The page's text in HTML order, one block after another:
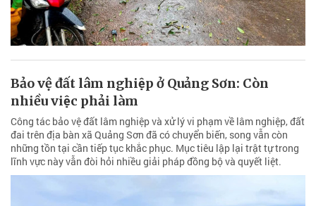
Bảo vệ đất lâm nghiệp ở Quảng Sơn: Còn
nhiều việc phải làm
Công tác bảo vệ đất lâm nghiệp và xử lý vi phạm về lâm nghiệp, đất
đai trên địa bàn xã Quảng Sơn đã có chuyển biến, song vẫn còn
những tồn tại cần tiếp tục khắc phục. Mục tiêu lập lại trật tự trong
lĩnh vực này vẫn đòi hỏi nhiều giải pháp đồng bộ và quyết liệt.